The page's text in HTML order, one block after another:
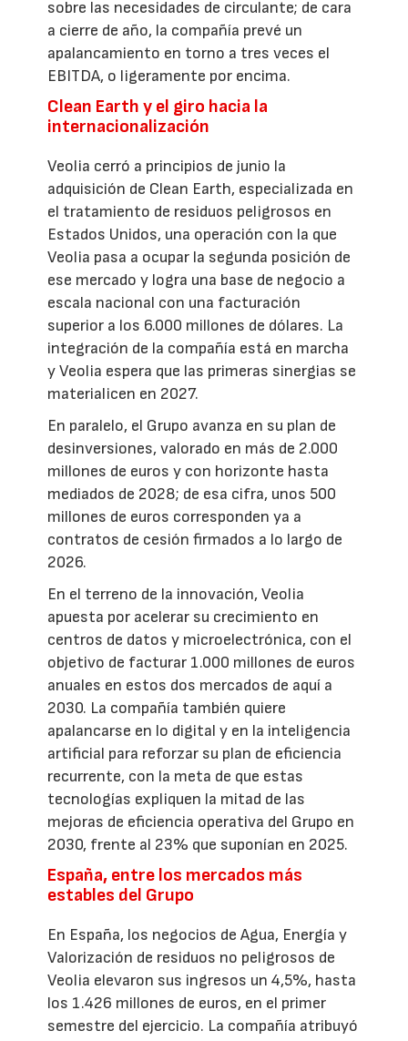
sobre las necesidades de circulante; de cara
a cierre de año, la compañía prevé un
apalancamiento en torno a tres veces el
EBITDA, o ligeramente por encima.
Clean Earth y el giro hacia la
internacionalización
Veolia cerró a principios de junio la
adquisición de Clean Earth, especializada en
el tratamiento de residuos peligrosos en
Estados Unidos, una operación con la que
Veolia pasa a ocupar la segunda posición de
ese mercado y logra una base de negocio a
escala nacional con una facturación
superior a los 6.000 millones de dólares. La
integración de la compañía está en marcha
y Veolia espera que las primeras sinergias se
materialicen en 2027.
En paralelo, el Grupo avanza en su plan de
desinversiones, valorado en más de 2.000
millones de euros y con horizonte hasta
mediados de 2028; de esa cifra, unos 500
millones de euros corresponden ya a
contratos de cesión firmados a lo largo de
2026.
En el terreno de la innovación, Veolia
apuesta por acelerar su crecimiento en
centros de datos y microelectrónica, con el
objetivo de facturar 1.000 millones de euros
anuales en estos dos mercados de aquí a
2030. La compañía también quiere
apalancarse en lo digital y en la inteligencia
artificial para reforzar su plan de eficiencia
recurrente, con la meta de que estas
tecnologías expliquen la mitad de las
mejoras de eficiencia operativa del Grupo en
2030, frente al 23% que suponían en 2025.
España, entre los mercados más
estables del Grupo
En España, los negocios de Agua, Energía y
Valorización de residuos no peligrosos de
Veolia elevaron sus ingresos un 4,5%, hasta
los 1.426 millones de euros, en el primer
semestre del ejercicio. La compañía atribuyó